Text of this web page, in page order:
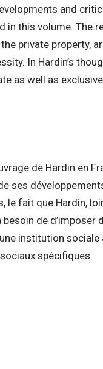
and
in this volume. The
private property,
In Hardin’s
as well as exclusive
de Hardin en
ses
le fait que Hardin,
de d’imposer
institution sociale
spécifiques.